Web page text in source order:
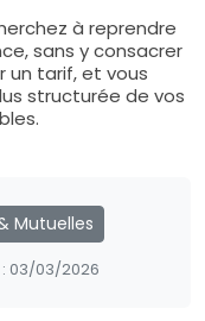
à reprendre
sans y consacrer
un tarif, et vous
structurée de vos
Mutuelles
03/03/2026